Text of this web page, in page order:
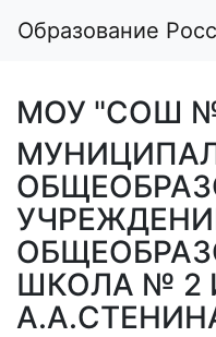
Образование
МОУ "СОШ
ШКОЛА № 2